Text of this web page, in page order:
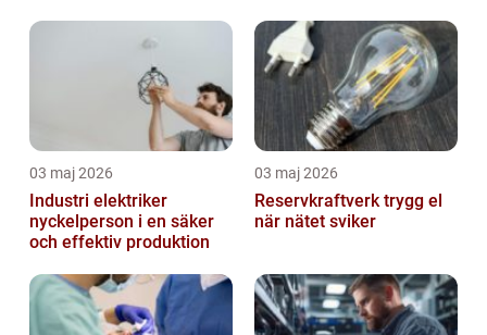
03 maj 2026
Industri elektriker
nyckelperson i en säker
och effektiv produktion
03 maj 2026
Reservkraftverk trygg el
när nätet sviker